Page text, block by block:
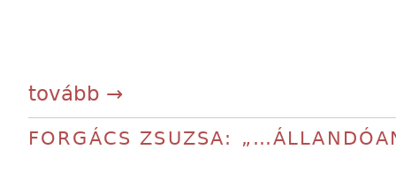
tovább →
FORGÁCS ZSUZSA: